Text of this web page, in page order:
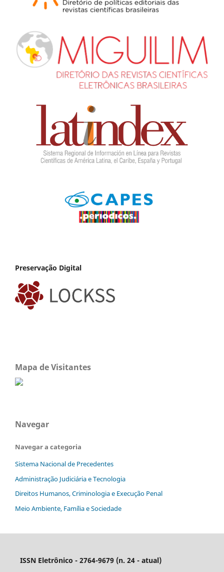
Preservação Digital
Mapa de Visitantes
Navegar
Navegar a categoria
Sistema Nacional de Precedentes
Administração Judiciária e Tecnologia
Direitos Humanos, Criminologia e Execução Penal
Meio Ambiente, Família e Sociedade
ISSN Eletrônico - 2764-9679 (n. 24 - atual)